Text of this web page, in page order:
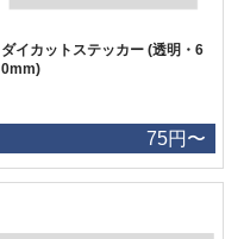
ダイカットステッカー (透明・6
0mm)
75円〜